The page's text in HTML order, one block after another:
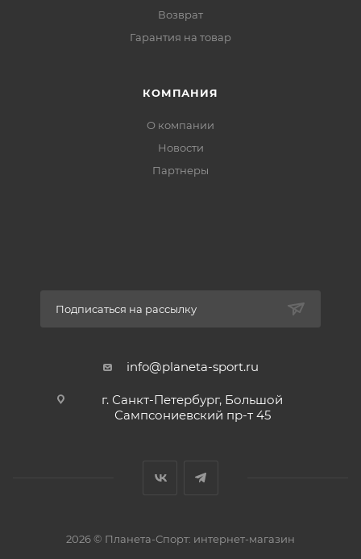
Возврат
Гарантия на товар
КОМПАНИЯ
О компании
Новости
Партнеры
Подписаться на рассылку
info@planeta-sport.ru
г. Санкт-Петербург, Большой
Сампсониевский пр-т 45
2026 © Планета-Спорт: интернет-магазин